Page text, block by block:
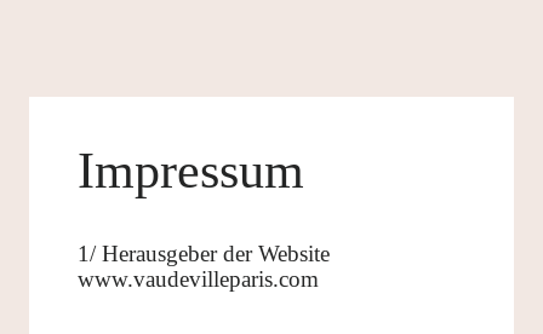
Impressum
1/ Herausgeber der Website
www.vaudevilleparis.com